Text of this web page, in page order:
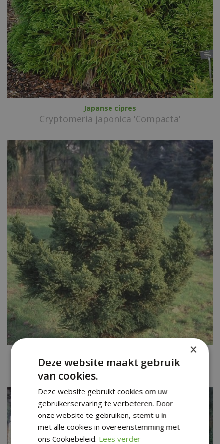
Japanse cipres
Cryptomeria japonica 'Compacta'
Cryptomeria japonica 'Pygmaea'
×
Deze website maakt gebruik
van cookies.
Deze website gebruikt cookies om uw
gebruikerservaring te verbeteren. Door
onze website te gebruiken, stemt u in
met alle cookies in overeenstemming met
ons Cookiebeleid. Lees verder